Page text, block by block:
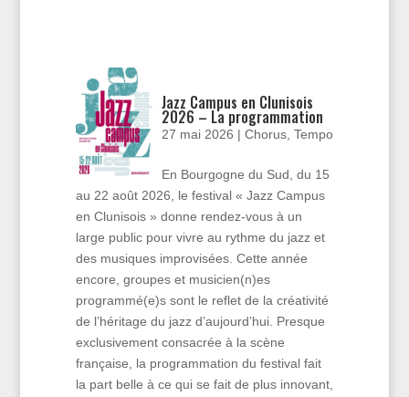
Jazz Campus en Clunisois
2026 – La programmation
27 mai 2026 |Chorus,Tempo
En Bourgogne du Sud, du 15
au 22 août 2026, le festival « Jazz Campus
en Clunisois » donne rendez-vous à un
large public pour vivre au rythme du jazz et
des musiques improvisées. Cette année
encore, groupes et musicien(n)es
programmé(e)s sont le reflet de la créativité
de l’héritage du jazz d’aujourd’hui. Presque
exclusivement consacrée à la scène
française, la programmation du festival fait
la part belle à ce qui se fait de plus innovant,